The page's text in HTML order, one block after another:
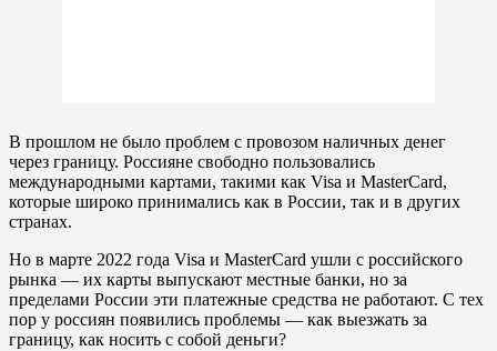
В прошлом не было проблем с провозом наличных денег
через границу. Россияне свободно пользовались
международными картами, такими как Visa и MasterCard,
которые широко принимались как в России, так и в других
странах.
Но в марте 2022 года Visa и MasterCard ушли с российского
рынка — их карты выпускают местные банки, но за
пределами России эти платежные средства не работают. С тех
пор у россиян появились проблемы — как выезжать за
границу, как носить с собой деньги?